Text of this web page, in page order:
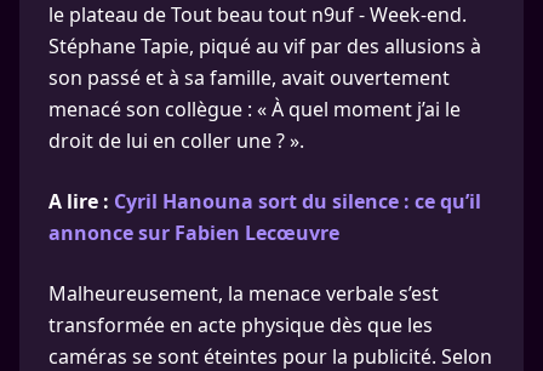
le plateau de Tout beau tout n9uf - Week-end.
Stéphane Tapie, piqué au vif par des allusions à
son passé et à sa famille, avait ouvertement
menacé son collègue : « À quel moment j’ai le
droit de lui en coller une ? ».
A lire : Cyril Hanouna sort du silence : ce qu’il
annonce sur Fabien Lecœuvre
Malheureusement, la menace verbale s’est
transformée en acte physique dès que les
caméras se sont éteintes pour la publicité. Selon